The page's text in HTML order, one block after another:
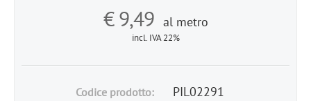
€9,49 al metro
incl. IVA 22%
Codice prodotto: PIL02291